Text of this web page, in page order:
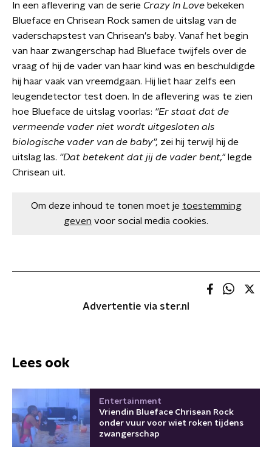
In een aflevering van de serie Crazy In Love bekeken
Blueface en Chrisean Rock samen de uitslag van de
vaderschapstest van Chrisean's baby. Vanaf het begin
van haar zwangerschap had Blueface twijfels over de
vraag of hij de vader van haar kind was en beschuldigde
hij haar vaak van vreemdgaan. Hij liet haar zelfs een
leugendetector test doen. In de aflevering was te zien
hoe Blueface de uitslag voorlas: ''Er staat dat de
vermeende vader niet wordt uitgesloten als
biologische vader van de baby'', zei hij terwijl hij de
uitslag las. ''Dat betekent dat jij de vader bent," legde
Chrisean uit.
Om deze inhoud te tonen moet je toestemming
geven voor social media cookies.
Advertentie via ster.nl
Lees ook
Entertainment
Vriendin Blueface Chrisean Rock
onder vuur voor wiet roken tijdens
zwangerschap